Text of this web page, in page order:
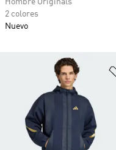
Hombre Originals
2 colores
Nuevo